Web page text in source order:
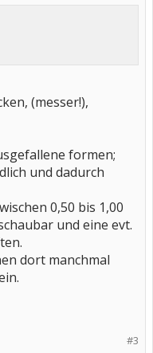
(messer!),
formen;
und dadurch
0,50 bis 1,00
und eine evt.
dort manchmal
#3